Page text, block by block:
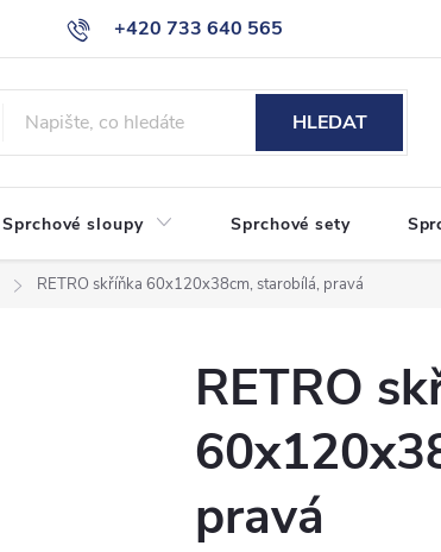
+420 733 640 565
info@eshop-sanita.cz
Reklamace Obchodní podmínky
HLEDAT
Sprchové sloupy Sprchové sety
RETRO skříňka 60x120x38cm, starobílá, pravá
RETRO
pravá